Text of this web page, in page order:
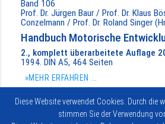
Band 106
Prof. Dr. Jürgen Baur / Prof. Dr. Klaus
Conzelmann / Prof. Dr. Roland Singer
Handbuch Motorische
2., komplett überarbeitete Auflage
1994. DIN A5, 464 Seiten
»MEHR ERFAHREN ...
AUSWÄHLEN
Diese Website verwendet Cookies. Durch die
stimmen Sie der Verwendung